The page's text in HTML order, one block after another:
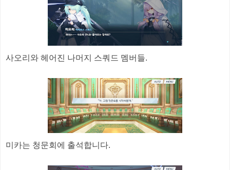
사오리와 헤어진 나머지 스쿼드 멤버들.
미카는 청문회에 출석합니다.